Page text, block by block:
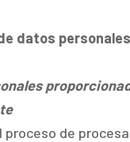
datos
proceso de